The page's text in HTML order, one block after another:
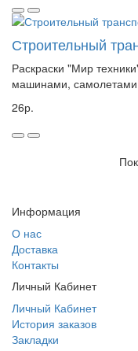
Строительный
Раскраски "Мир
машинами,
26р.
Информация
О нас
Доставка
Контакты
Личный Кабинет
Личный Кабинет
История заказов
Закладки